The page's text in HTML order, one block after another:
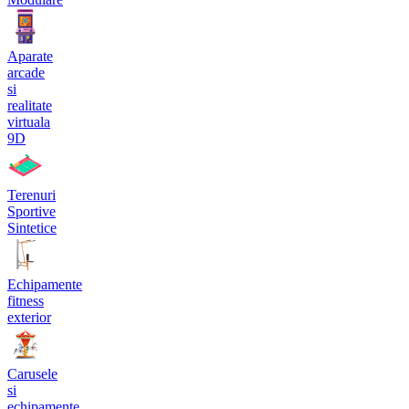
Aparate
arcade
si
realitate
virtuala
9D
Terenuri
Sportive
Sintetice
Echipamente
fitness
exterior
Carusele
si